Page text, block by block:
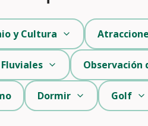
y Cultura
Observación
Dormir Golf